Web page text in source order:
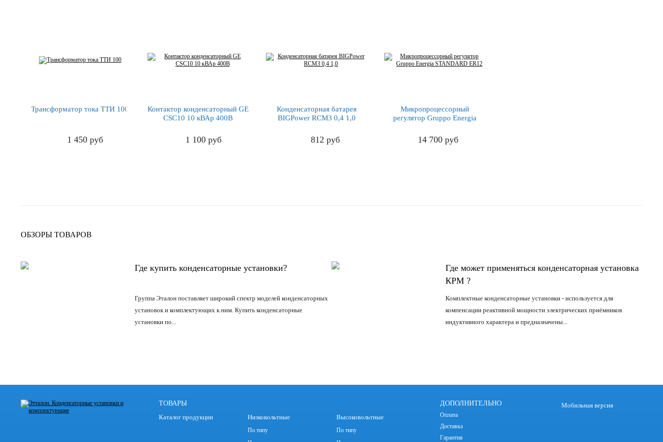
Трансформатор тока ТТИ 100
1 450 руб
Контактор конденсаторный GE
CSC10 10 кВАр 400В
1 100 руб
Конденсаторная батарея
BIGPower RCM3 0,4 1,0
812 руб
Микропроцессорный
регулятор Gruppo Energia
14 700 руб
ОБЗОРЫ ТОВАРОВ
Где купить конденсаторные установки?
Группа Эталон поставляет широкий спектр моделей конденсаторных
установок и комплектующих к ним. Купить конденсаторные
установки по...
Где может применяться конденсаторная установка
КРМ ?
Комплектные конденсаторные установки - используется для
компенсации реактивной мощности электрических приёмников
индуктивного характера и предназначены...
ТОВАРЫ
Каталог продукции
Низковольтные
По типу
Высоковольтные
По типу
ДОПОЛНИТЕЛЬНО
Оплата
Доставка
Гарантия
Мобильная версия